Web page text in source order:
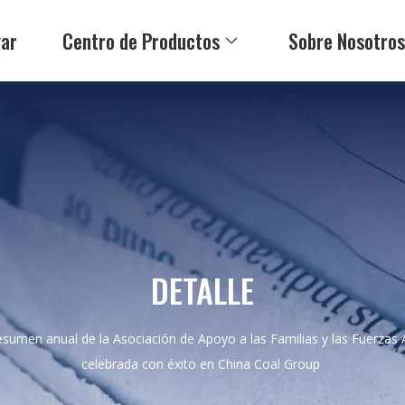
Centro de Productos Sobre Nosotros
DETALLE
anual de la Asociación de Apoyo a las Familias y las
celebrada con éxito en China Coal Group